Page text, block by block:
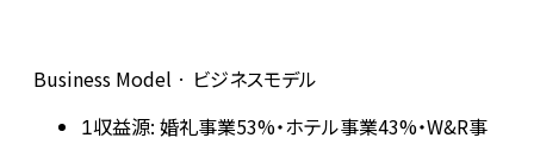
Business Model · ビジネスモデル
1収益源: 婚礼事業53%・ホテル事業43%・W&R事